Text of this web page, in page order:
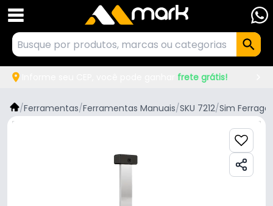
frete grátis!
/Ferramentas/Ferramentas Manuais/SKU 7212/Sim